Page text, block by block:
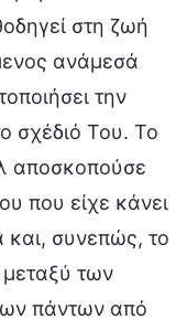
στη ζωή
ανάμεσά
την
σχέδιό Του. Το
αποσκοπούσε
που είχε κάνει
και, συνεπώς, το
των
πάντων από